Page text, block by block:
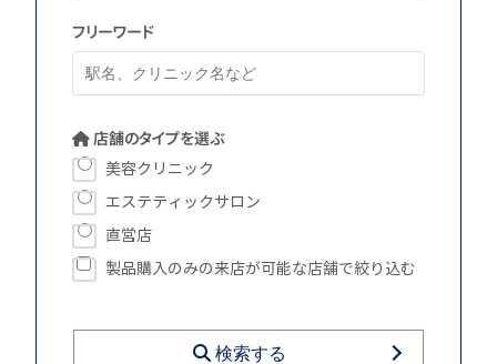
フリーワード
店舗のタイプを選ぶ
美容クリニック
エステティックサロン
直営店
製品購入のみの来店が可能な店舗で絞り込む
検索する